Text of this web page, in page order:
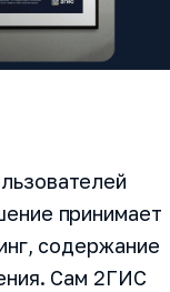
принимает
содержание
Сам 2ГИС